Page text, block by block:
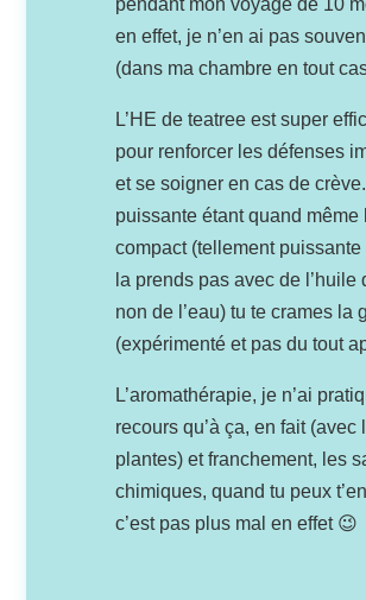
en effet, je n’en ai pas
(dans ma chambre en tout
L’HE de teatree est super
pour renforcer les défenses
et se soigner en cas de
puissante étant quand même
compact (tellement
la prends pas avec de l’huile
non de l’eau) tu te crames la
(expérimenté et pas du tout
L’aromathérapie, je n’ai
recours qu’à ça, en fait (avec
plantes) et franchement, les
chimiques, quand tu peux
c’est pas plus mal en effet 😉